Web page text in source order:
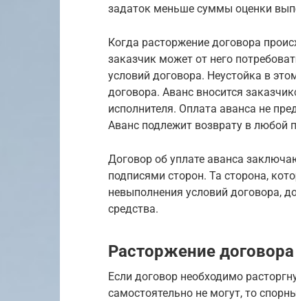
задаток меньше суммы оценки
Когда расторжение договора
заказчик может от него
условий договора. Неустойка в
договора. Аванс вносится
исполнителя. Оплата аванса не
Аванс подлежит возврату в любой
Договор об уплате аванса
подписями сторон. Та сторона,
невыполнения условий договора,
средства.
Расторжение
Если договор необходимо
самостоятельно не могут, то